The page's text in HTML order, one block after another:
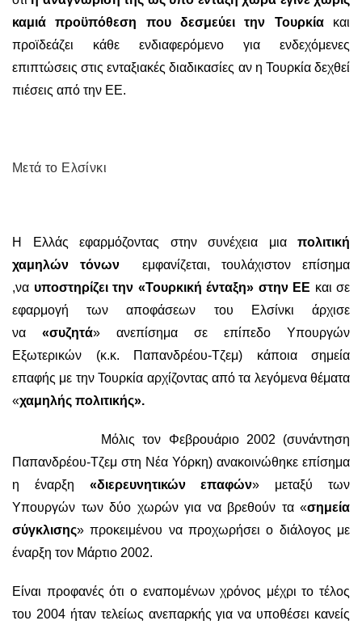
καμιά προϋπόθεση που δεσμεύει την Τουρκία και
προϊδεάζει κάθε ενδιαφερόμενο για ενδεχόμενες
επιπτώσεις στις ενταξιακές διαδικασίες αν η Τουρκία δεχθεί
πιέσεις από την ΕΕ.
Μετά το Ελσίνκι
Η Ελλάς εφαρμόζοντας στην συνέχεια μια πολιτική
χαμηλών τόνων εμφανίζεται, τουλάχιστον επίσημα
,να υποστηρίζει την «Τουρκική ένταξη» στην ΕΕ και σε
εφαρμογή των αποφάσεων του Ελσίνκι άρχισε
να «συζητά» ανεπίσημα σε επίπεδο Υπουργών
Εξωτερικών (κ.κ. Παπανδρέου-Τζεμ) κάποια σημεία
επαφής με την Τουρκία αρχίζοντας από τα λεγόμενα θέματα
«χαμηλής πολιτικής».
Μόλις τον Φεβρουάριο 2002 (συνάντηση
Παπανδρέου-Τζεμ στη Νέα Υόρκη) ανακοινώθηκε επίσημα
η έναρξη «διερευνητικών επαφών» μεταξύ των
Υπουργών των δύο χωρών για να βρεθούν τα «σημεία
σύγκλισης» προκειμένου να προχωρήσει ο διάλογος με
έναρξη τον Μάρτιο 2002.
Είναι προφανές ότι ο εναπομένων χρόνος μέχρι το τέλος
του 2004 ήταν τελείως ανεπαρκής για να υποθέσει κανείς